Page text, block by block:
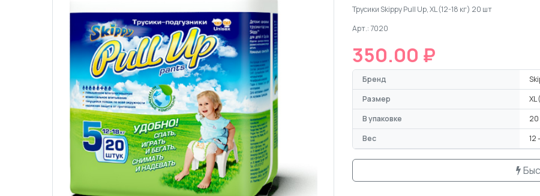
Трусики Skippy Pull Up, XL (12-18 кг) 20 шт
Арт.: 7020
350.00 ₽
Бренд
Размер
XL
В упаковке
20
Вес
12